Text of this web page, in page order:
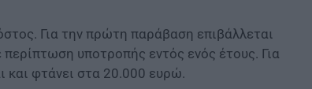
Για την πρώτη παράβαση επιβάλλεται
υποτροπής εντός ενός έτους. Για
και φτάνει στα 20.000 ευρώ.